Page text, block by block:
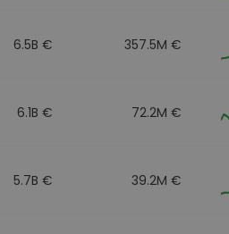
6.5B € 357.5M €
6.1B € 72.2M €
5.7B € 39.2M €